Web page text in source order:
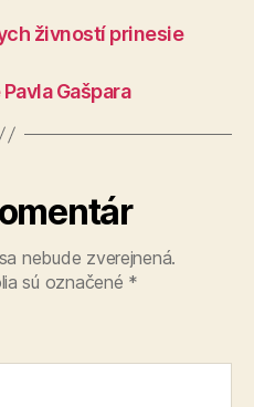
živností prinesie
Gašpara
nebude zverejnená.
sú označené *